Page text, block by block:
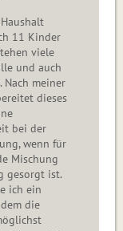
11 Kinder
viele
und auch
Nach meiner
dieses
bei der
wenn für
Mischung
gesorgt ist.
ich ein
die